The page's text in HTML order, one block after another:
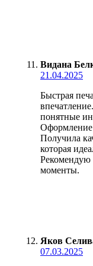
Видана
21.04.2025
Быстрая
понятные
Оформление
Получила
которая
Рекомендую
моменты.
Яков
07.03.2025